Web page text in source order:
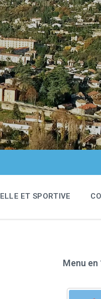
ET SPORTIVE
Menu en